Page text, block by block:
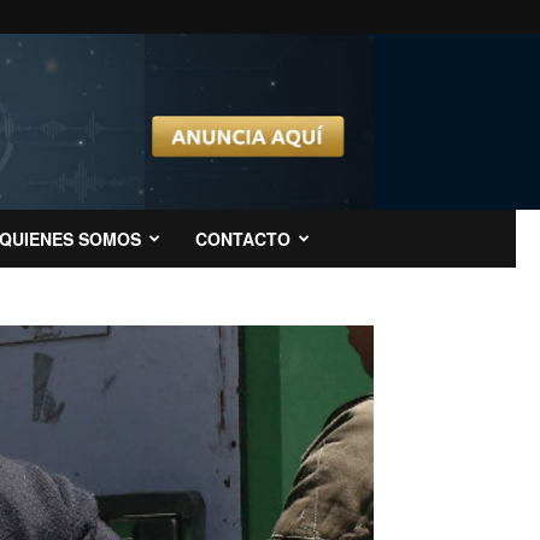
QUIENES SOMOS CONTACTO